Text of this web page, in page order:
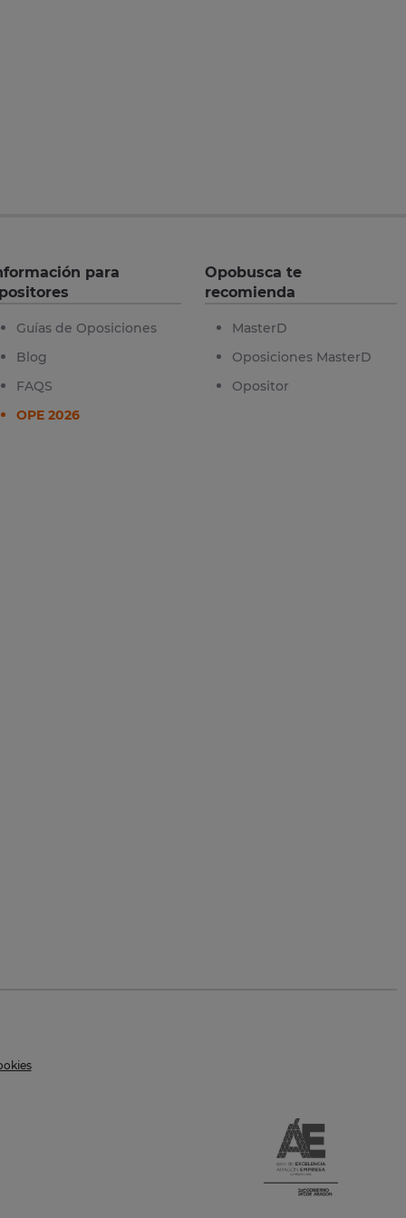
para
Guías de Oposiciones
Blog
FAQS
OPE 2026
Opobusca te
recomienda
MasterD
Oposiciones MasterD
Opositor